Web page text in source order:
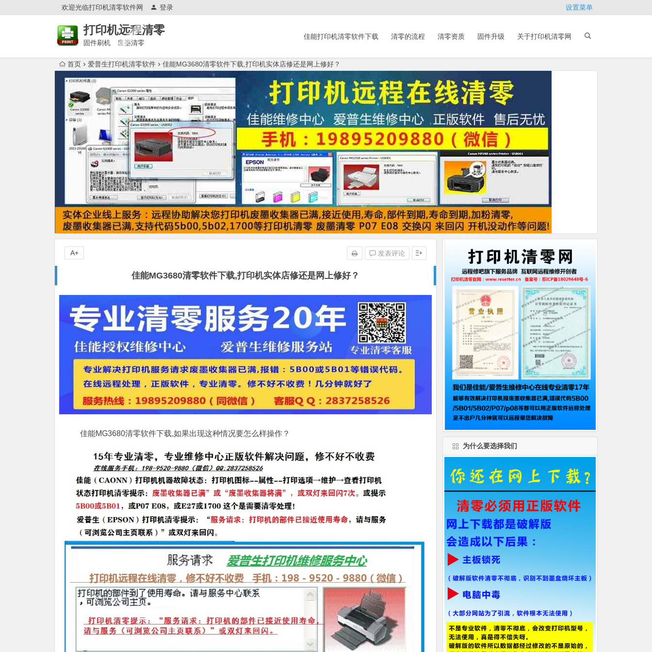
欢迎光临打印机清零软件网 登录 设置菜单
打印机远程清零
固件刷机 废墨清零
佳能打印机清零软件下载 清零的流程 清零资质 固件升级 关于打印机清零网
首页 爱普生打印机清零软件 佳能MG3680清零软件下载,打印机实体店修还是网上修好？
佳能MG3680清零软件下载,打印机实体店修还是网上修好？
发表评论
A+
佳能MG3680清零软件下载,如果出现这种情况要怎么样操作？
为什么要选择我们